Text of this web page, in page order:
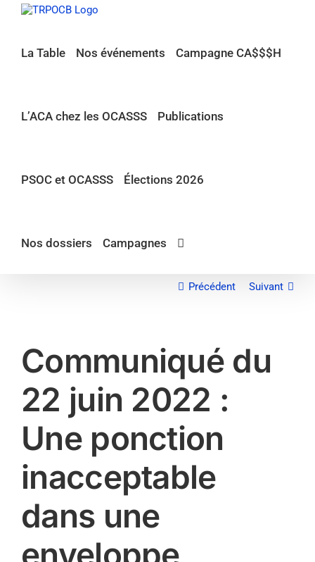
Passer
La Table Nos événements Campagne CA$$$H
L’ACA chez les OCASSS Publications
PSOC et OCASSS Élections 2026
Nos dossiers Campagnes
Précédent Suivant
Communiqué du
22 juin 2022 :
Une ponction
inacceptable
dans une